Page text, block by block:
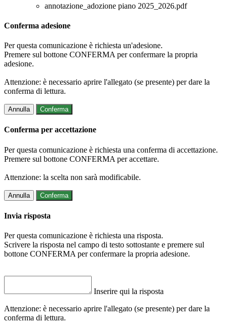
annotazione_adozione piano 2025_2026.pdf
Conferma adesione
Per questa comunicazione è richiesta un'adesione.
Premere sul bottone CONFERMA per confermare la propria
adesione.
Attenzione: è necessario aprire l'allegato (se presente) per dare la
conferma di lettura.
Annulla Conferma
Conferma per accettazione
Per questa comunicazione è richiesta una conferma di accettazione.
Premere sul bottone CONFERMA per accettare.
Attenzione: la scelta non sarà modificabile.
Annulla Conferma
Invia risposta
Per questa comunicazione è richiesta una risposta.
Scrivere la risposta nel campo di testo sottostante e premere sul
bottone CONFERMA per confermare la propria adesione.
Inserire qui la risposta
Attenzione: è necessario aprire l'allegato (se presente) per dare la
conferma di lettura.